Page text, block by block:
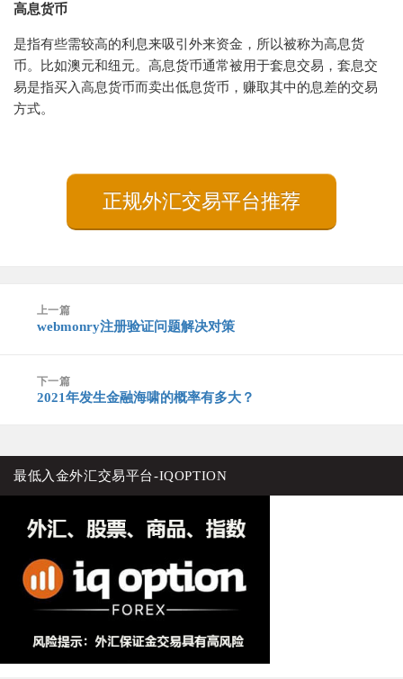
高息货币
是指有些需较高的利息来吸引外来资金，所以被称为高息货
币。比如澳元和纽元。高息货币通常被用于套息交易，套息交
易是指买入高息货币而卖出低息货币，赚取其中的息差的交易
方式。
正规外汇交易平台推荐
上一篇
上
章：
webmonry注册验证问题解决对策
下一篇
下
2021年发生金融海啸的概率有多大？
最低入金外汇交易平台-IQOPTION